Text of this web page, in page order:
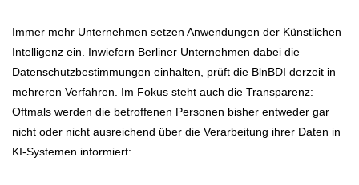
Immer mehr Unternehmen setzen Anwendungen der Künstlichen
Intelligenz ein. Inwiefern Berliner Unternehmen dabei die
Datenschutzbestimmungen einhalten, prüft die BlnBDI derzeit in
mehreren Verfahren. Im Fokus steht auch die Transparenz:
Oftmals werden die betroffenen Personen bisher entweder gar
nicht oder nicht ausreichend über die Verarbeitung ihrer Daten in
KI-Systemen informiert: